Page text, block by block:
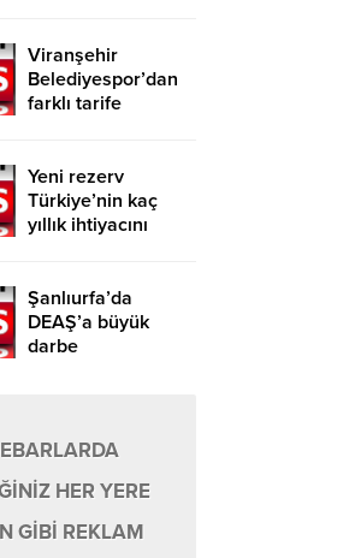
Viranşehir
Belediyespor’dan
farklı tarife
Yeni rezerv
Türkiye’nin kaç
yıllık ihtiyacını
Şanlıurfa’da
DEAŞ’a büyük
darbe
HER YERE
GİBİ REKLAM